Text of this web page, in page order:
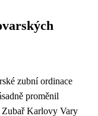
zubní ordinace
proměnil
Zubař Karlovy Vary